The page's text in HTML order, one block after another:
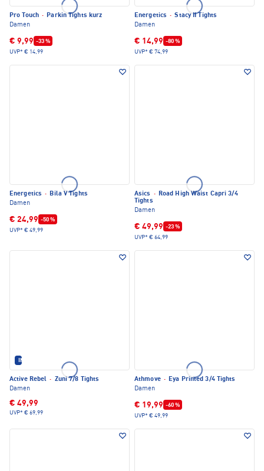
Pro Touch · Parkin Tights kurz
Damen
€ 9,99 -33 %
UVP* € 14,99
Energetics · Stacy II Tights
Damen
€ 14,99 -80 %
UVP* € 74,99
Energetics · Bila V Tights
Damen
€ 24,99 -50 %
UVP* € 49,99
Asics · Road High Waist Capri 3/4
Tights
Damen
€ 49,99 -23 %
UVP* € 64,99
IM SET ERHÄLTLICH
Active Rebel · Zuni 7/8 Tights
Damen
€ 49,99
UVP* € 69,99
Athmove · Eya Printed 3/4 Tights
Damen
€ 19,99 -60 %
UVP* € 49,99